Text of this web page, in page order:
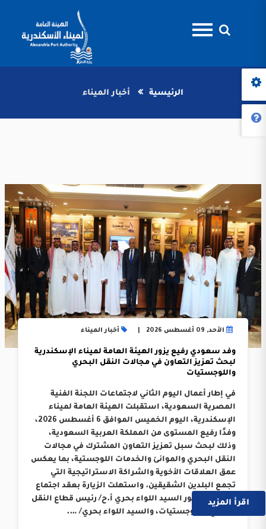
الرئيسية أخبار الميناء
الأحد, 09 أغسطس 2026 أخبار الميناء
وفد سعودي رفيع يزور الهيئة العامة لميناء الإسكندرية
لبحث تعزيز التعاون في مجالات النقل البحري
واللوجستيات
في إطار أعمال اليوم الثاني لاجتماعات اللجنة الفنية
المصرية السعودية، استقبلت الهيئة العامة لميناء
الإسكندرية، اليوم الخميس الموافق 6 أغسطس 2026،
وفدًا رفيع المستوى من المملكة العربية السعودية،
وذلك لبحث سبل تعزيز التعاون المشترك في مجالات
النقل البحري والموانئ والخدمات اللوجستية، بما يعكس
عمق العلاقات الأخوية والشراكة الاستراتيجية التي
تجمع البلدين الشقيقين. واستهلت الزيارة بعقد اجتماع
موسع بحضور السيد اللواء بحري أ.ح/ رئيس قطاع النقل
البحري واللوجستيات، والسيد اللواء بحري/ ….
اقرأ المزيد